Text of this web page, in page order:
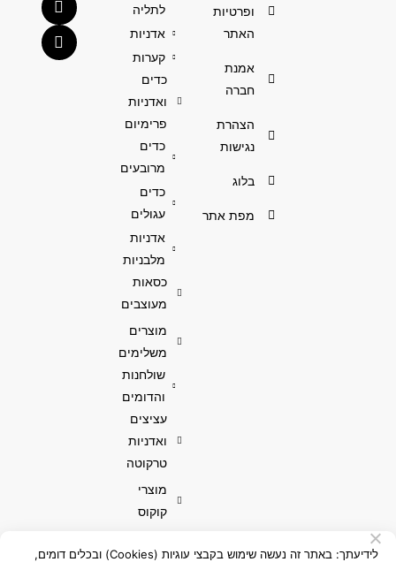
לתליה
אדניות
קערות
כדים
ואדניות
פרימיום
כדים
מרובעים
כדים
עגולים
אדניות
מלבניות
כסאות
מעוצבים
מוצרים
משלימים
שולחנות
והדומים
עציצים
ואדניות
טרקוטה
מוצרי
קוקוס
ופרטיות
האתר
אמנת
חברה
הצהרת
נגישות
בלוג
מפת אתר
לידיעתך: באתר זה נעשה שימוש בקבצי עוגיות (Cookies) ובכלים דומים,